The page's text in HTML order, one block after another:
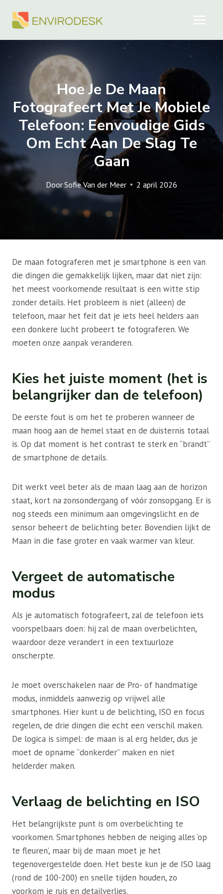
naar
Hoe Je De Maan
Fotografeert Met Je Mobiele
Telefoon: Eenvoudige Gids
Om Echt Aan De Slag Te
Gaan
DoorSofie Van der Meer 2 april 2026
De maan fotograferen met je smartphone is een van
die dingen die gemakkelijk lijken, maar dat niet zijn:
het meest voorkomende resultaat is een witte stip
zonder details. Het probleem is niet (alleen) de
telefoon, maar het feit dat je iets heel helders aan
een donkere lucht probeert te fotograferen. We
moeten onze aanpak veranderen.
Kies het juiste moment (het is
belangrijker dan de telefoon)
De eerste fout is om het te proberen wanneer de
maan hoog aan de hemel staat en de duisternis totaal
is. Op dat moment is het contrast te sterk en “brandt”
de smartphone de details.
Dit werkt veel beter als de maan laag aan de horizon
staat, kort na zonsondergang of vóór zonsopgang. Er is
nog steeds een minimum aan omgevingslicht en de
sensor beheert de belichting beter. Bovendien lijkt de
Maan in die fase groter en vaak warmer van kleur.
Vergeet de automatische
modus
Als je automatisch fotografeert, zal de telefoon iets
voorspelbaars doen: hij zal de maan overbelichten,
waardoor deze verandert in een textuurloze
onscherpte.
Je moet overschakelen naar de Pro- of handmatige
modus, inmiddels aanwezig op vrijwel alle
smartphones. Hier kunt u de belichting, ISO en focus
regelen, de drie dingen die echt een verschil maken.
De logica is simpel: de maan is al erg helder, dus je
moet de opname “donkerder” maken en niet
helderder maken.
Verlaag de belichting en ISO
Het belangrijkste punt is om overbelichting te
voorkomen. Smartphones hebben de neiging alles ‘op
te fleuren’, maar bij de maan moet je het
tegenovergestelde doen. Het beste kun je de ISO laag
(rond de 100-200) en snelle tijden houden, zo
voorkom je ruis en detailverlies.